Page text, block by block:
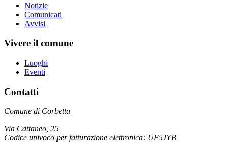
Notizie
Comunicati
Avvisi
Vivere il comune
Luoghi
Eventi
Contatti
Comune di Corbetta
Via Cattaneo, 25
Codice univoco per fatturazione elettronica: UF5JYB